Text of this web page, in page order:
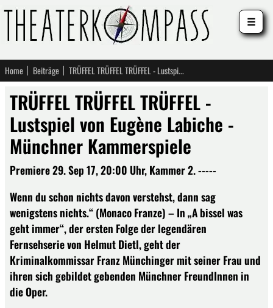
Home Beiträge TRÜFFEL TRÜFFEL TRÜFFEL - Lustspiel von Eugène Labiche - Münchner Kammerspiele
TRÜFFEL TRÜFFEL TRÜFFEL -
Lustspiel von Eugène Labiche -
Münchner Kammerspiele
Premiere 29. Sep 17, 20:00 Uhr, Kammer 2. -----
Wenn du schon nichts davon verstehst, dann sag
wenigstens nichts.“ (Monaco Franze) – In „A bissel was
geht immer“, der ersten Folge der legendären
Fernsehserie von Helmut Dietl, geht der
Kriminalkommissar Franz Münchinger mit seiner Frau und
ihren sich gebildet gebenden Münchner FreundInnen in
die Oper.
☰